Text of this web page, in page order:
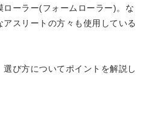
ーラー(フォームローラー)。な
スリートの方々も使用している
び方についてポイントを解説し